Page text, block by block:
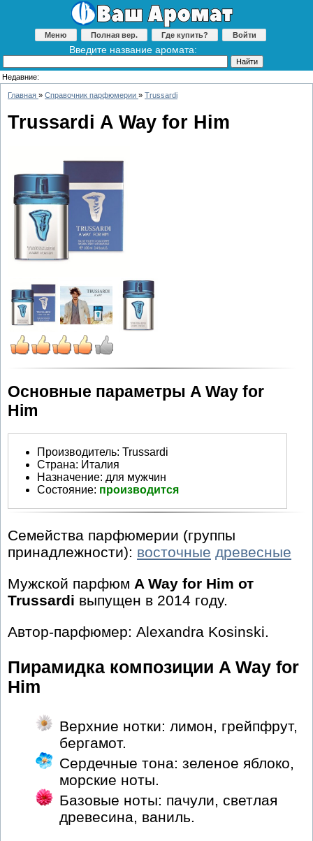
Меню Полная вер. Где купить? Войти
Введите название аромата:
Недавние:
Главная » Справочник парфюмерии » Trussardi
Trussardi A Way for Him
Основные параметры A Way for
Him
Производитель: Trussardi
Страна: Италия
Назначение: для мужчин
Состояние: производится
Семейства парфюмерии (группы
принадлежности): восточные древесные
Мужской парфюм A Way for Him от
Trussardi выпущен в 2014 году.
Автор-парфюмер: Alexandra Kosinski.
Пирамидка композиции A Way for
Him
Верхние нотки: лимон, грейпфрут,
бергамот.
Сердечные тона: зеленое яблоко,
морские ноты.
Базовые ноты: пачули, светлая
древесина, ваниль.